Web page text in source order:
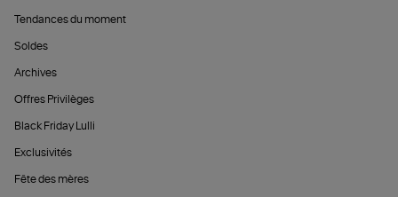
Tendances du moment
Soldes
Archives
Offres Privilèges
Black Friday Lulli
Exclusivités
Fête des mères